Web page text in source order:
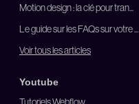
Motion design : la clé pour tran...
Le guide sur les FAQs sur votre ...
Voir tous les articles
Youtube